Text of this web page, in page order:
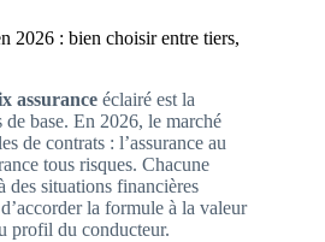
2026 : bien choisir entre tiers,
assurance éclairé est la
base. En 2026, le marché
de contrats : l’assurance au
tous risques. Chacune
des situations financières
la formule à la valeur
profil du conducteur.